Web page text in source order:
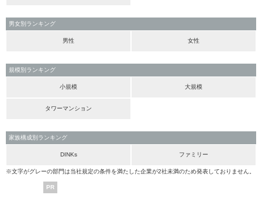
男女別ランキング
男性 女性
規模別ランキング
小規模 大規模
タワーマンション
家族構成別ランキング
DINKs ファミリー
※文字がグレーの部門は当社規定の条件を満たした企業が2社未満のため発表しておりません。
PR